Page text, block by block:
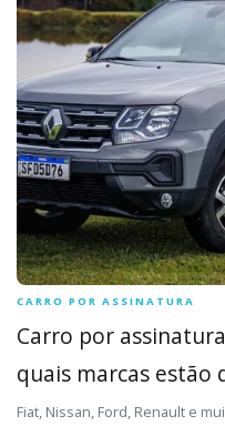
CARRO POR ASSINATURA
Carro por
quais marcas estão
Fiat, Nissan, Ford, Renault e